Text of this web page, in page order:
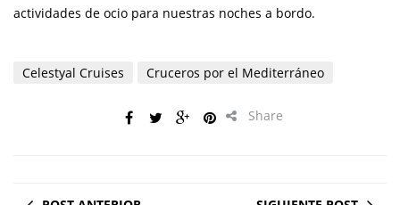
actividades de ocio para nuestras noches a bordo.
Celestyal Cruises Cruceros por el Mediterráneo
Share